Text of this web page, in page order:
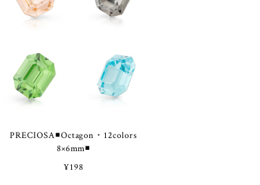
PRECIOSA◾Octagon・12colors
8×6mm◾
¥198